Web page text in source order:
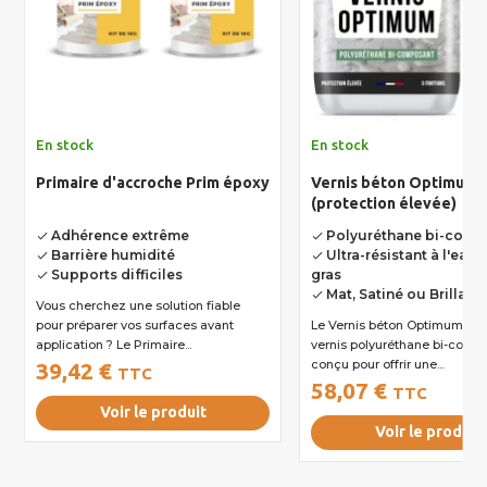
En stock
Primaire d'accroche Prim époxy
done Adhérence extrême
done Barrière humidité
done Supports difficiles
Vous cherchez une solution fiable
pour préparer vos surfaces avant
application ? Le Primaire...
39,42 € TTC
Voir le produit
En stock
Vernis béton
(protection élevée)
done Polyuréthane bi-
done Ultra-résistant à l'eau
gras
done Mat, Satiné ou Brillant
Le Vernis béton Optimum® est un
vernis polyuréthane bi-
conçu pour offrir une...
58,07 € TTC
Voir le produit